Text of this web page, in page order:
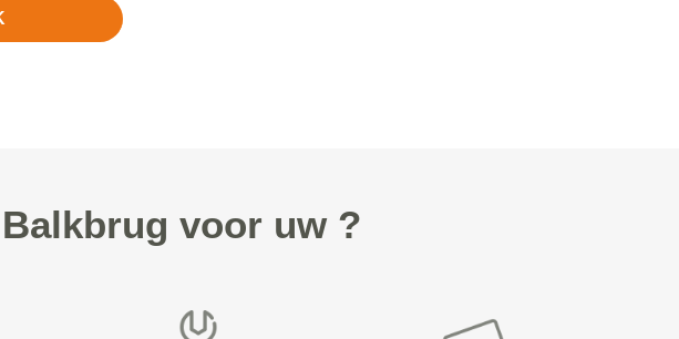
voor uw ?